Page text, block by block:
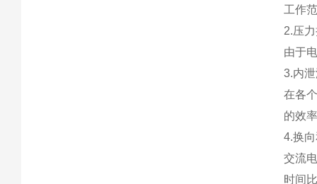
工作
2.压
由于
3.内
在各
的效
4.换
交流
时间